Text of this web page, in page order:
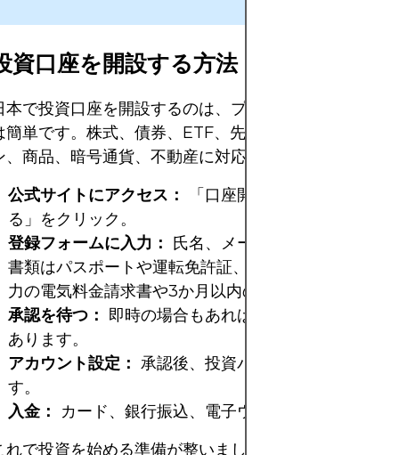
資口座を開設する方法
本で投資口座を開設するのは、プロバイダーを選んだ
簡単です。株式、債券、ETF、先物、指数、オプショ
、商品、暗号通貨、不動産に対応しています。
公式サイトにアクセス：
「口座開設」または「始め
る」をクリック。
登録フォームに入力： 氏名、メール、電話、国。必要
書類はパスポートや運転免許証、住所証明（例：
力の電気料金請求書や3か月以内の銀行明細）。
承認を待つ： 即時の場合もあれば、数日かかることも
あります。
アカウント設定： 承認後、投資パラメータを調整しま
す。
入金： カード、銀行振込、電子ウォレット。
れで投資を始める準備が整いました。